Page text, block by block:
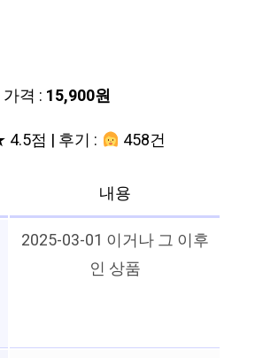
가격 : 15,900원
4.5점 | 후기 :
458건
내용
2025-03-01 이거나 그 이후
인 상품